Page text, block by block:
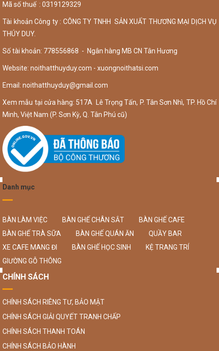
Mã số thuế : 0319129329
Tài khoản Công ty : CÔNG TY TNHH SẢN XUẤT THƯƠNG MẠI DỊCH VỤ
THÚY DUY.
Số tài khoản: 778556868 - Ngân hàng MB CN Tân Hương
Website: noithatthuyduy.com - xuongnoithatsi.com
Email: noithatthuyduy@gmail.com
Xem mẫu tại cửa hàng: 517A Lê Trọng Tấn, P. Tân Sơn Nhì, TP. Hồ Chí
Minh, Việt Nam (P. Sơn Kỳ, Q. Tân Phú cũ)
Danh mục
BÀN LÀM VIỆC BÀN GHẾ CHÂN SẮT
BÀN GHẾ CAFE
BÀN GHẾ TRÀ SỮA
BÀN GHẾ QUÁN ĂN
QUẦY BAR
XE CAFE MANG ĐI
BÀN GHẾ HỌC SINH
KỆ TRANG TRÍ
GIƯỜNG GỖ THÔNG
CHÍNH SÁCH
CHÍNH SÁCH RIÊNG TƯ, BẢO MẬT
CHÍNH SÁCH GIẢI QUYẾT TRANH CHẤP
CHÍNH SÁCH THANH TOÁN
CHÍNH SÁCH BẢO HÀNH